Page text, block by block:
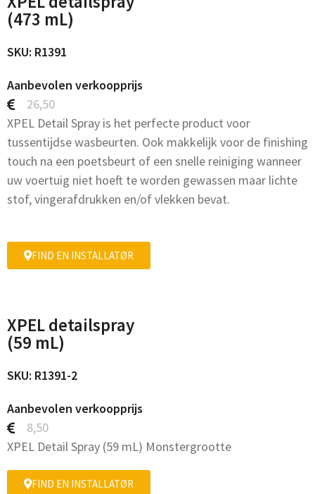
(473 mL)
SKU: R1391
Aanbevolen verkoopprijs
26,50
XPEL Detail Spray is het perfecte product voor
tussentijdse wasbeurten. Ook makkelijk voor de finishing
touch na een poetsbeurt of een snelle reiniging wanneer
uw voertuig niet hoeft te worden gewassen maar lichte
stof, vingerafdrukken en/of vlekken bevat.
FIND EN INSTALLATØR
XPEL detailspray
(59 mL)
SKU: R1391-2
Aanbevolen verkoopprijs
8,50
XPEL Detail Spray (59 mL) Monstergrootte
FIND EN INSTALLATØR